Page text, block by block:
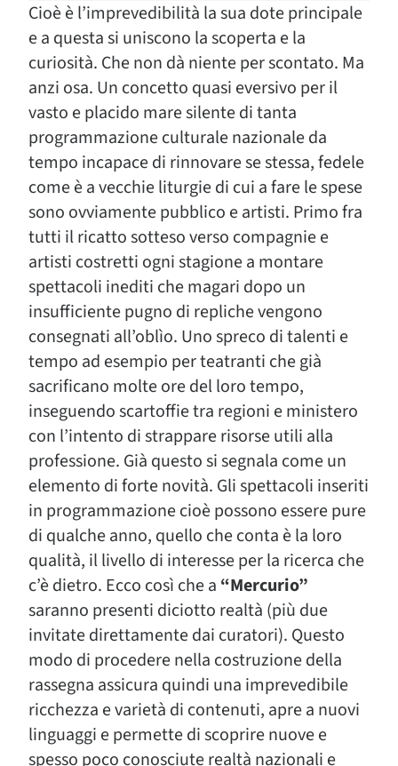
Cioè è l’imprevedibilità la sua dote principale
e a questa si uniscono la scoperta e la
curiosità. Che non dà niente per scontato. Ma
anzi osa. Un concetto quasi eversivo per il
vasto e placido mare silente di tanta
programmazione culturale nazionale da
tempo incapace di rinnovare se stessa, fedele
come è a vecchie liturgie di cui a fare le spese
sono ovviamente pubblico e artisti. Primo fra
tutti il ricatto sotteso verso compagnie e
artisti costretti ogni stagione a montare
spettacoli inediti che magari dopo un
insufficiente pugno di repliche vengono
consegnati all’oblìo. Uno spreco di talenti e
tempo ad esempio per teatranti che già
sacrificano molte ore del loro tempo,
inseguendo scartoffie tra regioni e ministero
con l’intento di strappare risorse utili alla
professione. Già questo si segnala come un
elemento di forte novità. Gli spettacoli inseriti
in programmazione cioè possono essere pure
di qualche anno, quello che conta è la loro
qualità, il livello di interesse per la ricerca che
c’è dietro. Ecco così che a “Mercurio”
saranno presenti diciotto realtà (più due
invitate direttamente dai curatori). Questo
modo di procedere nella costruzione della
rassegna assicura quindi una imprevedibile
ricchezza e varietà di contenuti, apre a nuovi
linguaggi e permette di scoprire nuove e
spesso poco conosciute realtà nazionali e